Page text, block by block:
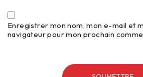
Enregistrer mon nom, mon e-mail et
navigateur pour mon prochain